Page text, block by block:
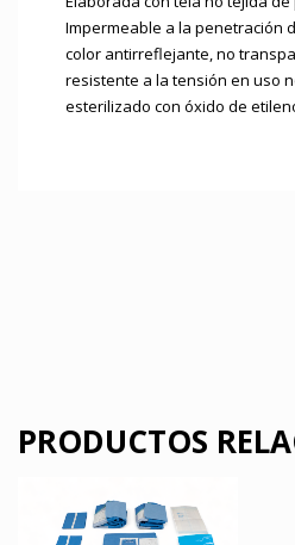
Impermeable a la penetración
color antirreflejante, no
resistente a la tensión en uso
esterilizado con óxido de
PRODUCTOS